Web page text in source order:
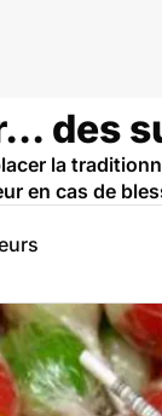
des
la
en cas de